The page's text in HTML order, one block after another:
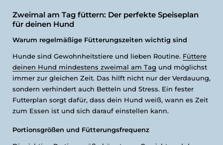
Zweimal am Tag füttern: Der perfekte Speiseplan
für deinen Hund
Warum regelmäßige Fütterungszeiten wichtig sind
Hunde sind Gewohnheitstiere und lieben Routine. Füttere
deinen Hund mindestens zweimal am Tag und möglichst
immer zur gleichen Zeit. Das hilft nicht nur der Verdauung,
sondern verhindert auch Betteln und Stress. Ein fester
Futterplan sorgt dafür, dass dein Hund weiß, wann es Zeit
zum Essen ist und sich darauf einstellen kann.
Portionsgrößen und Fütterungsfrequenz